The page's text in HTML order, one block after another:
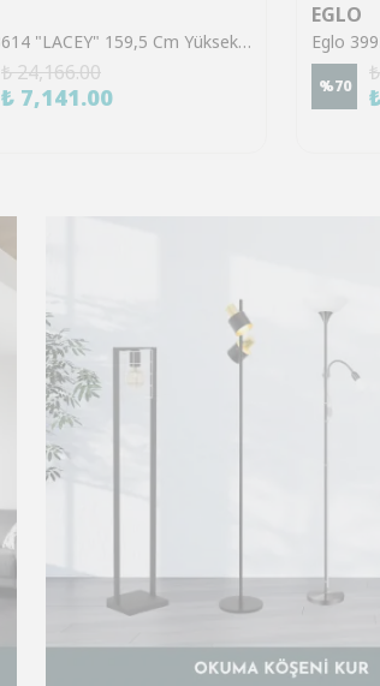
Eglo 43614 "LACEY" 159,5 Cm Yüksekliğinde Çelik, Ahşap Köşe Lambası Lambader
₺ 24,166.00
₺ 7,141.00
EGLO
%70